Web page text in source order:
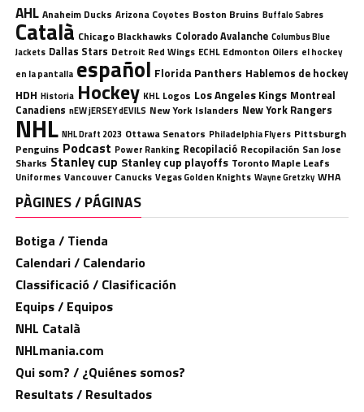
AHL Anaheim Ducks Arizona Coyotes Boston Bruins Buffalo Sabres
Català Chicago Blackhawks Colorado Avalanche Columbus Blue
Jackets Dallas Stars Detroit Red Wings ECHL Edmonton Oilers el hockey
en la pantalla español Florida Panthers Hablemos de hockey
HDH Historia Hockey KHL Logos Los Angeles Kings Montreal
Canadiens nEW jERSEY dEVILS New York Islanders New York Rangers
NHL NHL Draft 2023 Ottawa Senators Philadelphia Flyers Pittsburgh
Penguins Podcast Power Ranking Recopilació Recopilación San Jose
Sharks Stanley cup Stanley cup playoffs Toronto Maple Leafs
Uniformes Vancouver Canucks Vegas Golden Knights Wayne Gretzky WHA
PÀGINES / PÁGINAS
Botiga / Tienda
Calendari / Calendario
Classificació / Clasificación
Equips / Equipos
NHL Català
NHLmania.com
Qui som? / ¿Quiénes somos?
Resultats / Resultados